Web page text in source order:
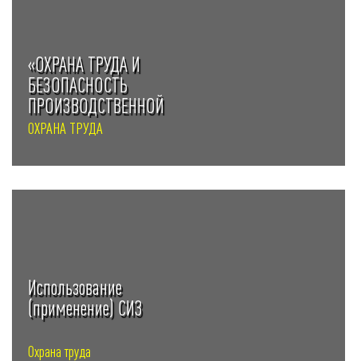
«ОХРАНА ТРУДА И
БЕЗОПАСНОСТЬ
ПРОИЗВОДСТВЕННОЙ
ДЕЯТЕЛЬНОСТИ»
ОХРАНА ТРУДА
Использование
(применение) СИЗ
Охрана труда